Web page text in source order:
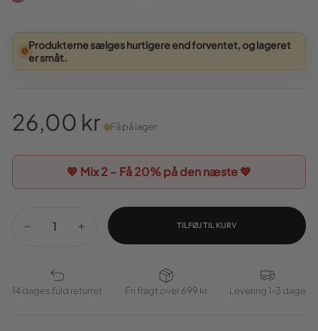
Produkterne sælges hurtigere end forventet, og lageret
er småt.
pris
26,00 kr Få på lager
💖 Mix 2 – Få20%på den næste 💖
+
TILFØJ TIL KURV
14 dages fuld returret Fri fragt over 699 kr Levering 1-3 dage